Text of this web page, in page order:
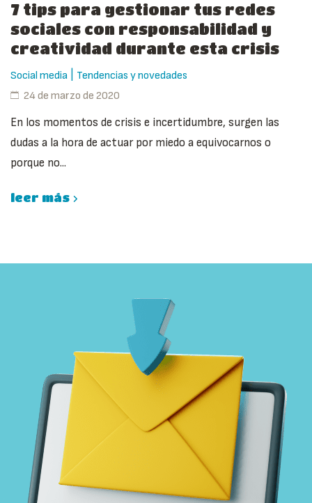
7 tips para gestionar tus redes
sociales con responsabilidad y
creatividad durante esta crisis
Social media
Tendencias y novedades
24 de marzo de 2020
En los momentos de crisis e incertidumbre, surgen las
dudas a la hora de actuar por miedo a equivocarnos o
porque no...
leer más